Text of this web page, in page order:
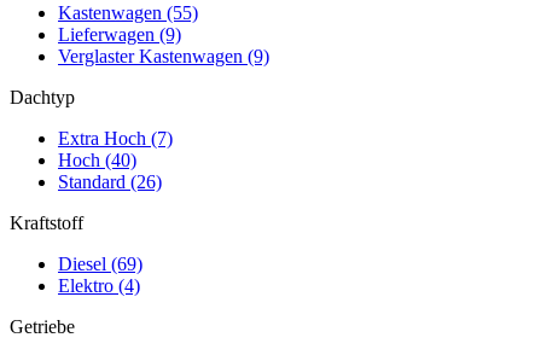
Kastenwagen (55)
Lieferwagen (9)
Verglaster Kastenwagen (9)
Dachtyp
Extra Hoch (7)
Hoch (40)
Standard (26)
Kraftstoff
Diesel (69)
Elektro (4)
Getriebe